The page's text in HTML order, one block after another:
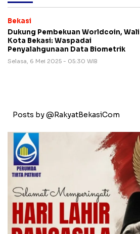
Bekasi
Dukung Pembekuan Worldcoin, Wali
Kota Bekasi: Waspadai
Penyalahgunaan Data Biometrik
Selasa, 6 Mei 2025 - 05:30 WIB
Posts by @RakyatBekasiCom